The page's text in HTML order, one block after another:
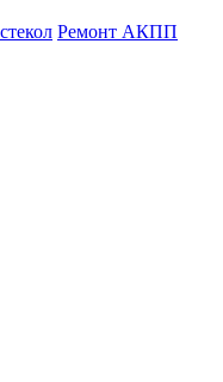
Ремонт АКПП